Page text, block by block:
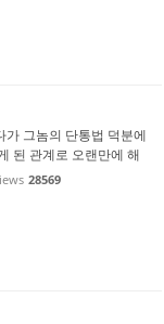
가 그놈의 단통법 덕분에
된 관계로 오랜만에 해
의 엑스페리아는 내장
, 대만의 HTC도 스펙이
28569